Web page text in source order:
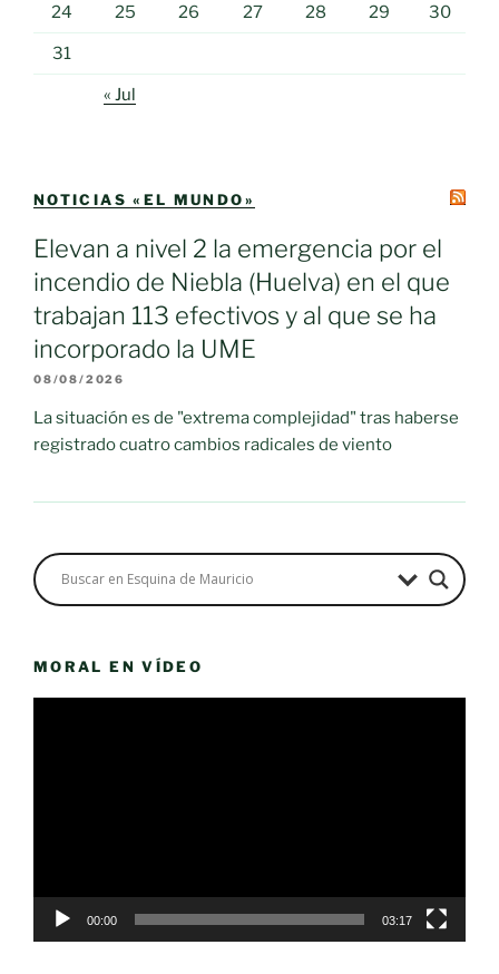
24 25 26 27 28 29 30
31
« Jul
NOTICIAS «EL MUNDO»
Elevan a nivel 2 la emergencia por el
incendio de Niebla (Huelva) en el que
trabajan 113 efectivos y al que se ha
incorporado la UME
08/08/2026
La situación es de "extrema complejidad" tras haberse
registrado cuatro cambios radicales de viento
MORAL EN VÍDEO
00:00 03:17